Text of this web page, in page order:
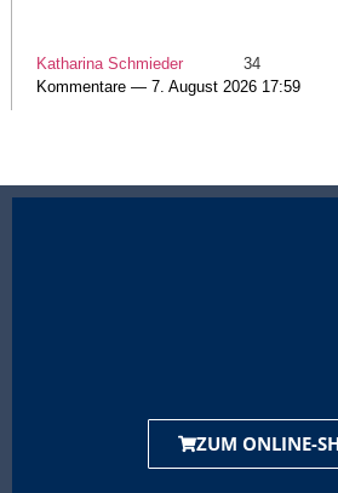
Katharina Schmieder
34
Kommentare — 7. August 2026 17:59
ZUM ONLINE-